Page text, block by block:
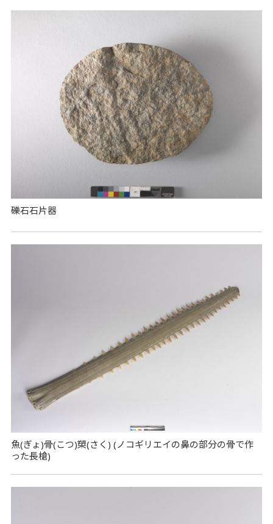
礫石石片器
魚(ぎょ)骨(こつ)槊(さく) (ノコギリエイの鼻の部分の骨で作
った長槍)